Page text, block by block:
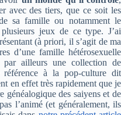
avec des tiers, que ce soit les
sa famille ou notamment le
jeux de ce type. J’ai
(à priori, il s’agit de ma
d’une famille hétérosexuelle
par ailleurs une collection de
référence à la pop-culture dit
en effet très rapidement que je
généalogique des saiyens et de
l’animé (et généralement, ils